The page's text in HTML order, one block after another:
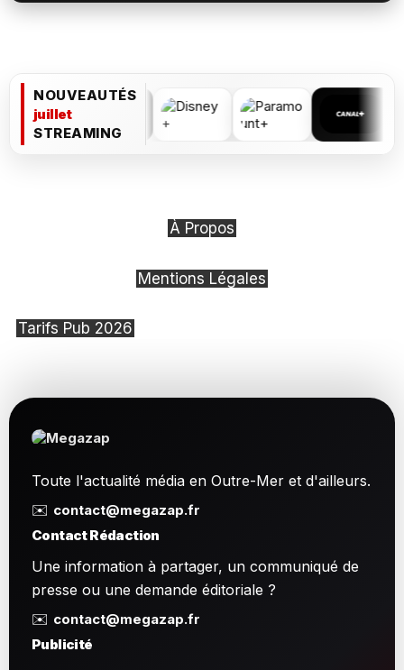
NOUVEAUTÉS
juillet
STREAMING
À Propos
Mentions Légales
Tarifs Pub 2026
Toute l'actualité média en Outre-Mer et d'ailleurs.
✉️ contact@megazap.fr
Contact Rédaction
Une information à partager, un communiqué de
presse ou une demande éditoriale ?
✉️ contact@megazap.fr
Publicité